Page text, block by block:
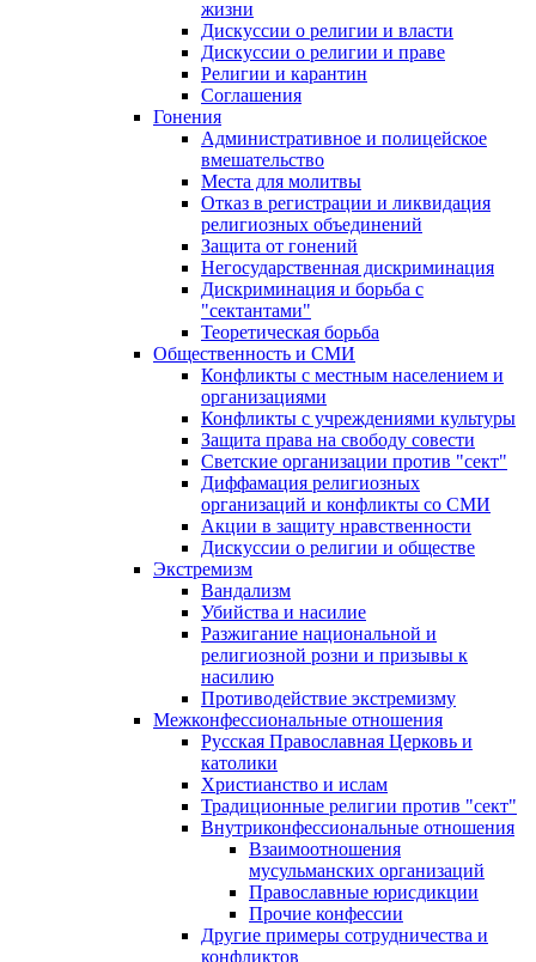
жизни
Дискуссии о религии и власти
Дискуссии о религии и праве
Религии и карантин
Соглашения
Гонения
Административное и полицейское
вмешательство
Места для молитвы
Отказ в регистрации и ликвидация
религиозных объединений
Защита от гонений
Негосударственная дискриминация
Дискриминация и борьба с
"сектантами"
Теоретическая борьба
Общественность и СМИ
Конфликты с местным населением и
организациями
Конфликты с учреждениями культуры
Защита права на свободу совести
Светские организации против "сект"
Диффамация религиозных
организаций и конфликты со СМИ
Акции в защиту нравственности
Дискуссии о религии и обществе
Экстремизм
Вандализм
Убийства и насилие
Разжигание национальной и
религиозной розни и призывы к
насилию
Противодействие экстремизму
Межконфессиональные отношения
Русская Православная Церковь и
католики
Христианство и ислам
Традиционные религии против "сект"
Внутриконфессиональные отношения
Взаимоотношения
мусульманских организаций
Православные юрисдикции
Прочие конфессии
Другие примеры сотрудничества и
конфликтов